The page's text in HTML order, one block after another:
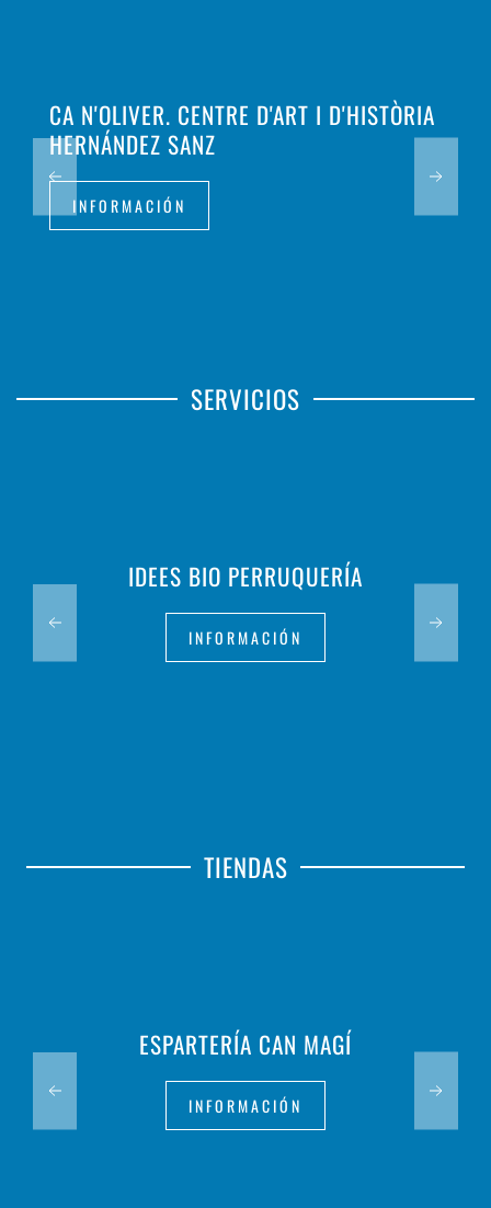
CA N'OLIVER. CENTRE D'ART I D'HISTÒRIA
HERNÁNDEZ SANZ
INFORMACIÓN
SERVICIOS
IDEES BIO PERRUQUERÍA
INFORMACIÓN
TIENDAS
ESPARTERÍA CAN MAGÍ
INFORMACIÓN